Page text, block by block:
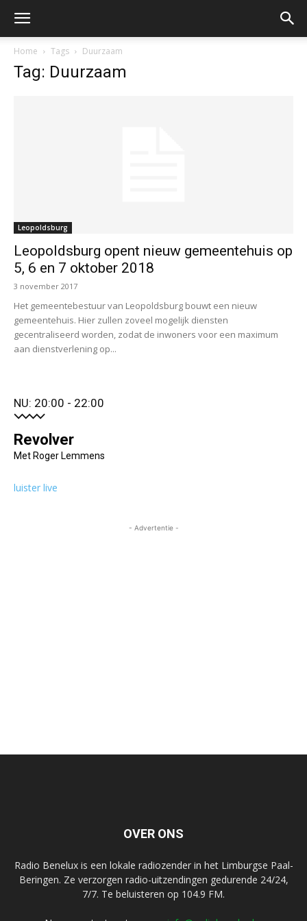
Home Tags Duurzaam
Tag: Duurzaam
Leopoldsburg
Leopoldsburg opent nieuw gemeentehuis op
5, 6 en 7 oktober 2018
3 november 2017
Het gemeentebestuur van Leopoldsburg bouwt een nieuw
gemeentehuis. Hier zullen zoveel mogelijk diensten
gecentraliseerd worden, zodat de inwoners voor een maximum
aan dienstverlening op...
NU: 20:00 - 22:00
Revolver
Met Roger Lemmens
luister live
- Advertentie -
OVER ONS
Radio Benelux is een lokale radiozender in het Limburgse Paal-
Beringen. Ze verzorgen radio-uitzendingen gedurende 24/24,
7/7. Te beluisteren op 104.9 FM.